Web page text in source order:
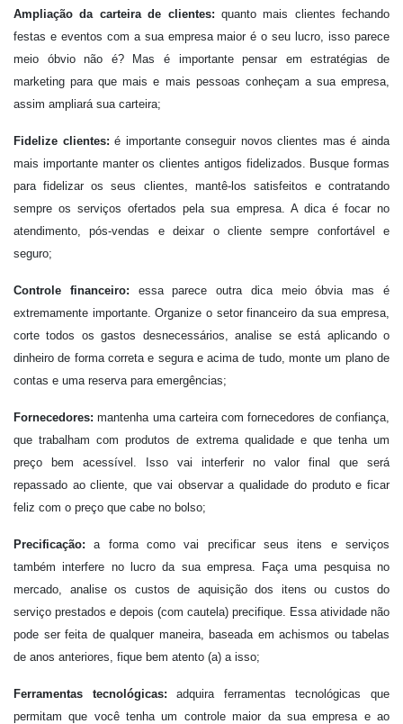
Ampliação da carteira de clientes: quanto mais clientes fechando
festas e eventos com a sua empresa maior é o seu lucro, isso parece
meio óbvio não é? Mas é importante pensar em estratégias de
marketing para que mais e mais pessoas conheçam a sua empresa,
assim ampliará sua carteira;
Fidelize clientes:é importante conseguir novos clientes mas é ainda
mais importante manter os clientes antigos fidelizados. Busque formas
para fidelizar os seus clientes, mantê-los satisfeitos e contratando
sempre os serviços ofertados pela sua empresa. A dica é focar no
atendimento, pós-vendas e deixar o cliente sempre confortável e
seguro;
Controle financeiro: essa parece outra dica meio óbvia mas é
extremamente importante. Organize o setor financeiro da sua empresa,
corte todos os gastos desnecessários, analise se está aplicando o
dinheiro de forma correta e segura e acima de tudo, monte um plano de
contas e uma reserva para emergências;
Fornecedores:mantenha uma carteira com fornecedores de confiança,
que trabalham com produtos de extrema qualidade e que tenha um
preço bem acessível. Isso vai interferir no valor final que será
repassado ao cliente, que vai observar a qualidade do produto e ficar
feliz com o preço que cabe no bolso;
Precificação:a forma como vai precificar seus itens e serviços
também interfere no lucro da sua empresa. Faça uma pesquisa no
mercado, analise os custos de aquisição dos itens ou custos do
serviço prestados e depois (com cautela) precifique. Essa atividade não
pode ser feita de qualquer maneira, baseada em achismos ou tabelas
de anos anteriores, fique bem atento (a) a isso;
Ferramentas tecnológicas:adquira ferramentas tecnológicas que
permitam que você tenha um controle maior da sua empresa e ao